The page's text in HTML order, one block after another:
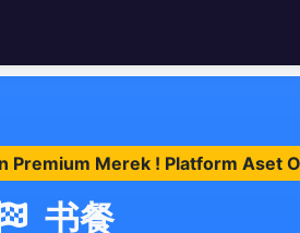
Premium Merek ! Platform Aset
书餐